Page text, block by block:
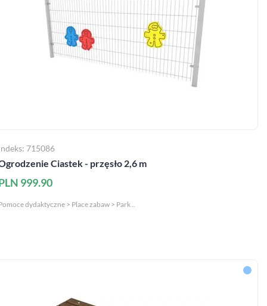
715086
Ciastek - przęsło 2,6 m
999.90
dydaktyczne > Place zabaw > Park ..